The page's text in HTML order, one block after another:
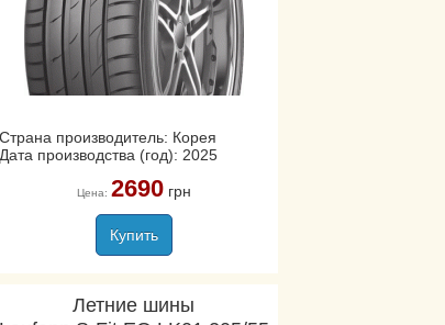
Страна производитель: Корея
Дата производства (год): 2025
Цена: 2690грн
Купить
Летние шины